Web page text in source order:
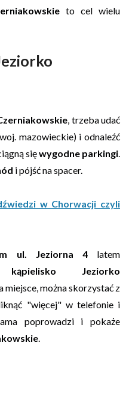
to cel wielu
trzeba udać
mazowieckie) i odnaleźć
sięwygodne parkingi
i pójść na spacer.
w Chorwacji czyli
ul. Jeziorna 4latem
kąpielisko Jeziorko
miejsce, można skorzystać z
"więcej" w telefonie i
poprowadzi i pokaże